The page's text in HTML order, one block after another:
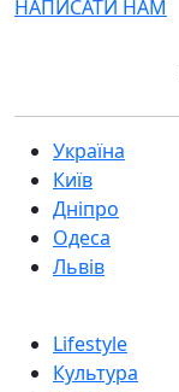
НАПИСАТИ НАМ
Україна
Київ
Дніпро
Одеса
Львів
Lifestyle
Культура